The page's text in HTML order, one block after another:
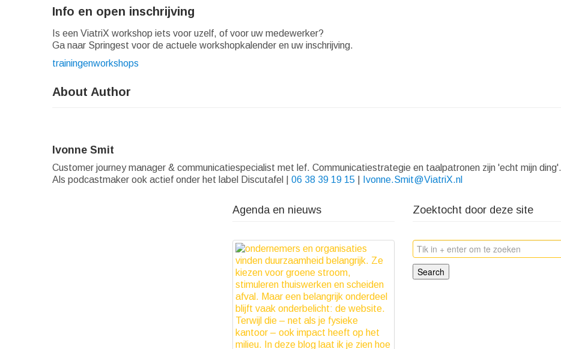
Info en open inschrijving
Is een ViatriX workshop iets voor uzelf, of voor uw medewerker?
Ga naar Springest voor de actuele workshopkalender en uw inschrijving.
trainingenworkshops
About Author
Ivonne Smit
Customer journey manager & communicatiespecialist met lef. Communicatiestrategie en taalpatronen zijn 'echt mijn ding'.
Als podcastmaker ook actief onder het label Discutafel | 06 38 39 19 15 Ivonne.Smit@ViatriX.nl
Agenda en nieuws Zoektocht door deze site
Search